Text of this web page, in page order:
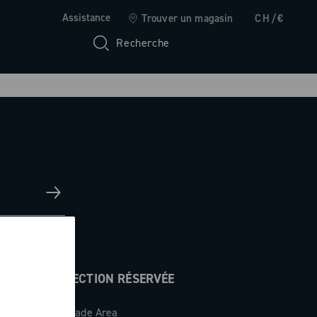
Assistance Trouver un magasin CH/€
Recherche
SECTION RÉSERVÉE
Trade Area